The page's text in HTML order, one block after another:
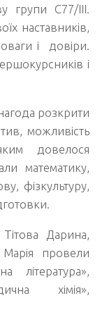
групи С77/ІІІ.
наставників,
і довіри.
і
розкрити
можливість
довелося
математику,
фізкультуру,
Дарина,
провели
література»,
хімія»,